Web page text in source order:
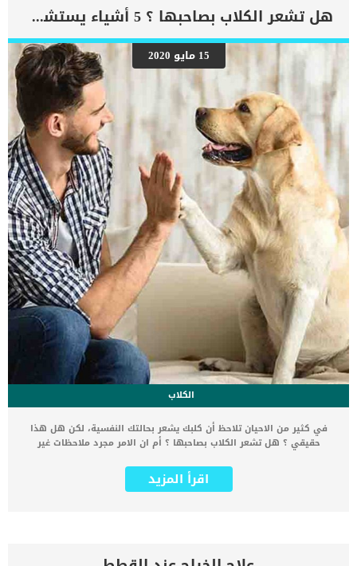
شبكية العين تقوم بعكس الضوء البسيط جدا إلى العين وبالتالي تستطيع
القطة الرؤية في الظلام. اقرأ أكثر عن: سبب لمعان عيون القطط لكن في
مقابل ذلك فإن القطط لا تتمتع بنفس المقدرة في ضوء النهار، حيث تكون
الرؤية ضبابية نوعا ما بالنسبة للقطط، لكنها تستطيع تحديد التحركات
بشكل كبير، لذلك لو قمت بتحريك أحد أصابعك تستطيع القطة ملاحظة ذلك
بسهولة لكن في نفس الوقت لن تستطيع ان ترى على مسافة بعيدة.
كذلك فإن القطط تستطيع تحديد المسافات بدقة متناهية، لذلك يمكنك
ملاحظة قدرة القطط على القفز لمسافات أضعاف طول جسدها بسهولة
لأنها تستطيع تحديد الأبعاد والمسافات. لكن بشكل […]
هل تشعر الكلاب بصاحبها ؟ 5 أشياء يستشعرها كلبك مبكرا !
15 مايو 2020
الكلاب
في كثير من الاحيان تلاحظ أن كلبك يشعر بحالتك النفسية، لكن هل هذا
حقيقي ؟ هل تشعر الكلاب بصاحبها ؟ أم ان الامر مجرد ملاحظات غير
الأشياء قبل حدوثها، أو يحسون بالتغيرات البيئية التي لا يستطيع الإنسان
رؤيتها. إن ما يشبه الحدس بالنسبة لنا غالبًا يعود لقدرة الكلب الاستثنائية
مبكرا ! 1- الكلاب يمكن أن تشعر بمزاجك الكلاب يمكنها قراءة لغة الجسد
اقرأ المزيد